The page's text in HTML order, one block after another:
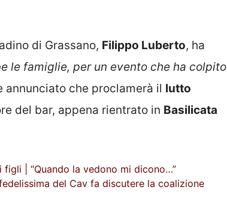
di Grassano, Filippo Luberto, ha
le famiglie, per un evento che ha colpito
annunciato che proclamerà il lutto
del bar, appena rientrato in Basilicata
| “Quando la vedono mi dicono…”
del Cav fa discutere la coalizione